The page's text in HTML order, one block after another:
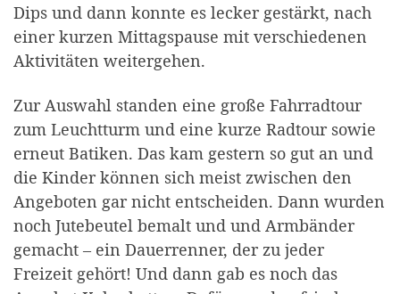
Dips und dann konnte es lecker gestärkt, nach
einer kurzen Mittagspause mit verschiedenen
Aktivitäten weitergehen.
Zur Auswahl standen eine große Fahrradtour
zum Leuchtturm und eine kurze Radtour sowie
erneut Batiken. Das kam gestern so gut an und
die Kinder können sich meist zwischen den
Angeboten gar nicht entscheiden. Dann wurden
noch Jutebeutel bemalt und und Armbänder
gemacht – ein Dauerrenner, der zu jeder
Freizeit gehört! Und dann gab es noch das